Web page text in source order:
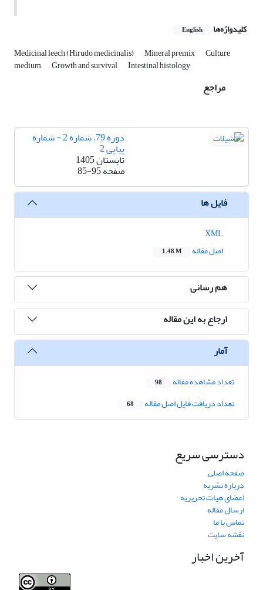
کلیدواژه‌ها English
Medicinal leech (Hirudo medicinalis) Mineral premix Culture
medium Growth and survival Intestinal histology
مراجع
دوره 79، شماره 2 - شماره
پیاپی 2
تابستان 1405
صفحه85-95
فایل ها
اصل مقاله
1.48 M
هم رسانی
ارجاع به این مقاله
آمار
تعداد مشاهده مقاله 98
تعداد دریافت فایل اصل مقاله 68
دسترسی سریع
صفحه اصلی
درباره نشریه
اعضای هیات تحریریه
ارسال مقاله
تماس با ما
نقشه سایت
آخرین اخبار